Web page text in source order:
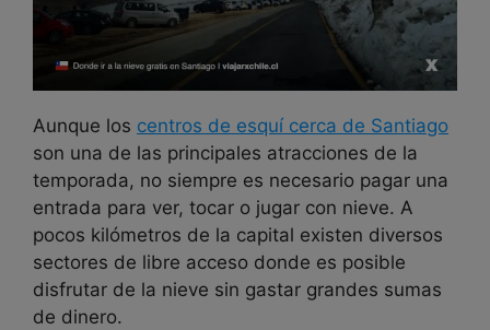
Aunque los centros de esquí cerca de Santiago
son una de las principales atracciones de la
temporada, no siempre es necesario pagar una
entrada para ver, tocar o jugar con nieve. A
pocos kilómetros de la capital existen diversos
sectores de libre acceso donde es posible
disfrutar de la nieve sin gastar grandes sumas
de dinero.